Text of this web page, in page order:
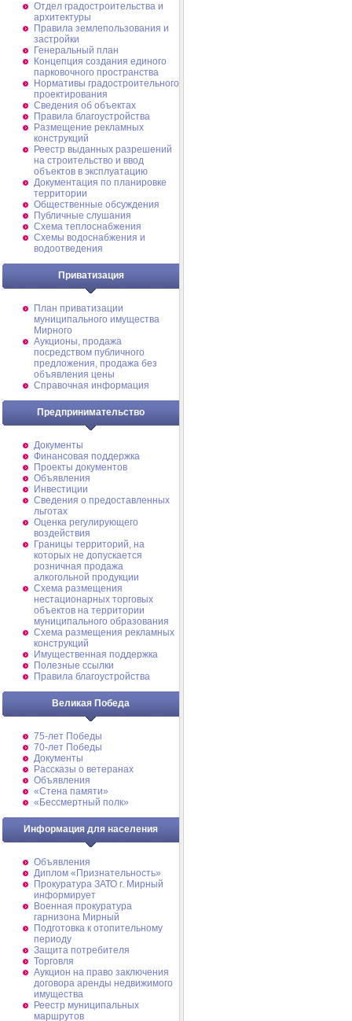
Отдел градостроительства и
архитектуры
Правила землепользования и
застройки
Генеральный план
Концепция создания единого
парковочного пространства
Нормативы градостроительного
проектирования
Сведения об объектах
Правила благоустройства
Размещение рекламных
конструкций
Реестр выданных разрешений
на строительство и ввод
объектов в эксплуатацию
Документация по планировке
территории
Общественные обсуждения
Публичные слушания
Схема теплоснабжения
Схемы водоснабжения и
водоотведения
Приватизация
План приватизации
муниципального имущества
Мирного
Аукционы, продажа
посредством публичного
предложения, продажа без
объявления цены
Справочная информация
Предпринимательство
Документы
Финансовая поддержка
Проекты документов
Объявления
Инвестиции
Сведения о предоставленных
льготах
Оценка регулирующего
воздействия
Границы территорий, на
которых не допускается
розничная продажа
алкогольной продукции
Схема размещения
нестационарных торговых
объектов на территории
муниципального образования
Схема размещения рекламных
конструкций
Имущественная поддержка
Полезные ссылки
Правила благоустройства
Великая Победа
75-лет Победы
70-лет Победы
Документы
Рассказы о ветеранах
Объявления
«Стена памяти»
«Бессмертный полк»
Информация для населения
Объявления
Диплом «Признательность»
Прокуратура ЗАТО г. Мирный
информирует
Военная прокуратура
гарнизона Мирный
Подготовка к отопительному
периоду
Защита потребителя
Торговля
Аукцион на право заключения
договора аренды недвижимого
имущества
Реестр муниципальных
маршрутов